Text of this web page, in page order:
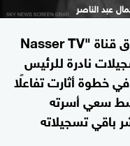
عبد الناصر
أقدمت منصة "يوتيوب" على إغلاق قناة "Nasser TV
نادرة للرئيس
خطوة أثارت تفاعلًا
سعي أسرته
باقي تسجيلاته